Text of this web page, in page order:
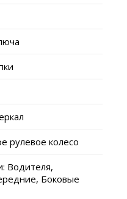
рулевое колесо
Водителя,
Боковые